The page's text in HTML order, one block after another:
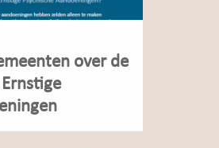
over de